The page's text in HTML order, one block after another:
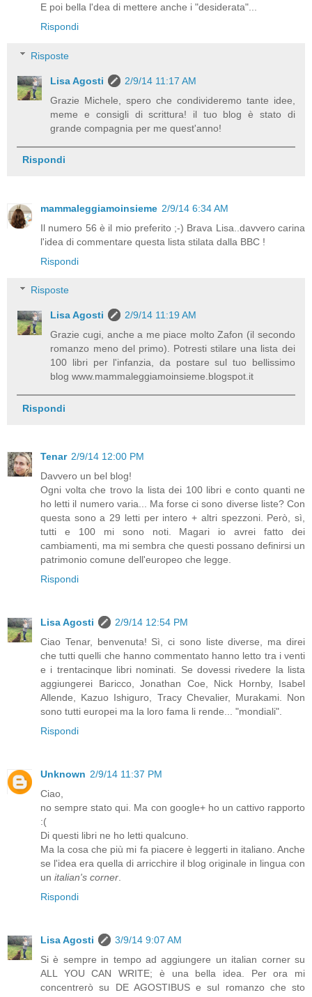
E poi bella l'dea di mettere anche i "desiderata"...
Rispondi
Risposte
Lisa Agosti
2/9/14 11:17 AM
Grazie Michele, spero che condivideremo tante idee,
meme e consigli di scrittura! il tuo blog è stato di
grande compagnia per me quest'anno!
Rispondi
mammaleggiamoinsieme 2/9/14 6:34 AM
Il numero 56 è il mio preferito ;-) Brava Lisa..davvero carina
l'idea di commentare questa lista stilata dalla BBC !
Rispondi
Risposte
Lisa Agosti
2/9/14 11:19 AM
Grazie cugi, anche a me piace molto Zafon (il secondo
romanzo meno del primo). Potresti stilare una lista dei
100 libri per l'infanzia, da postare sul tuo bellissimo
blog www.mammaleggiamoinsieme.blogspot.it
Rispondi
Tenar 2/9/14 12:00 PM
Davvero un bel blog!
Ogni volta che trovo la lista dei 100 libri e conto quanti ne
ho letti il numero varia... Ma forse ci sono diverse liste? Con
questa sono a 29 letti per intero + altri spezzoni. Però, sì,
tutti e 100 mi sono noti. Magari io avrei fatto dei
cambiamenti, ma mi sembra che questi possano definirsi un
patrimonio comune dell'europeo che legge.
Rispondi
Lisa Agosti
2/9/14 12:54 PM
Ciao Tenar, benvenuta! Sì, ci sono liste diverse, ma direi
che tutti quelli che hanno commentato hanno letto tra i venti
e i trentacinque libri nominati. Se dovessi rivedere la lista
aggiungerei Baricco, Jonathan Coe, Nick Hornby, Isabel
Allende, Kazuo Ishiguro, Tracy Chevalier, Murakami. Non
sono tutti europei ma la loro fama li rende... "mondiali".
Rispondi
Unknown 2/9/14 11:37 PM
Ciao,
no sempre stato qui. Ma con google+ ho un cattivo rapporto
:(
Di questi libri ne ho letti qualcuno.
Ma la cosa che più mi fa piacere è leggerti in italiano. Anche
se l'idea era quella di arricchire il blog originale in lingua con
un italian's corner.
Rispondi
Lisa Agosti
3/9/14 9:07 AM
Si è sempre in tempo ad aggiungere un italian corner su
ALL YOU CAN WRITE; è una bella idea. Per ora mi
concentrerò su DE AGOSTIBUS e sul romanzo che sto